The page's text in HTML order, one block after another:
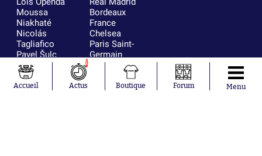
Moussa
Niakhaté
Nicolás
Tagliafico
Pavel Šulc
Gauthier Hein
Lionel Messi
Gonzalo
Bordeaux
France
Chelsea
Paris Saint-
Germain
Olympique
AC Milan
Accueil
1
Actus Boutique Forum Menu